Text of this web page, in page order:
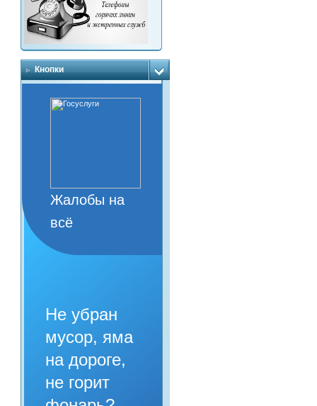
Кнопки
Жалобы на
всё
Не убран
мусор, яма
на дороге,
не горит